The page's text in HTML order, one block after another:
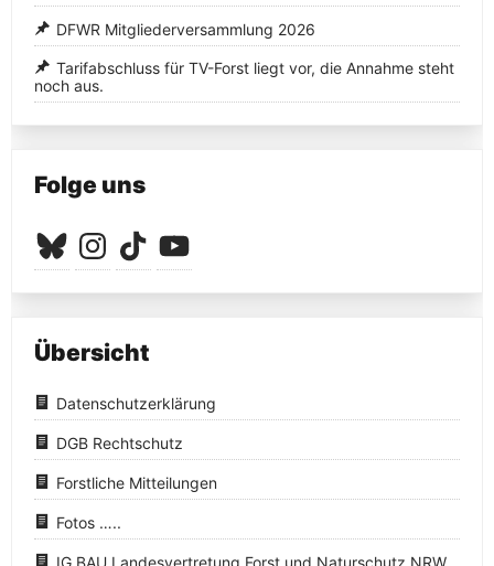
DFWR Mitgliederversammlung 2026
Tarifabschluss für TV-Forst liegt vor, die Annahme steht
noch aus.
Folge uns
BlueskyInstagram
TikTokYouTube
Übersicht
Datenschutzerklärung
DGB Rechtschutz
Forstliche Mitteilungen
Fotos …..
IG BAU Landesvertretung Forst und Naturschutz NRW